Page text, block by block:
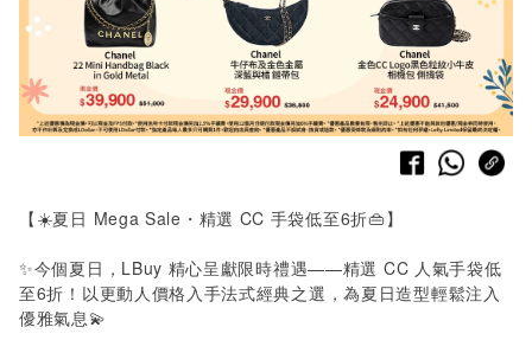
【☀️夏日 Mega Sale ・精選 CC 手袋低至6折👜】
✨今個夏日，LBuy 精心呈獻限時禮遇——精選 CC 人氣手袋低
至6折！以更動人價格入手法式經典之選，為夏日造型輕鬆注入
優雅氣息💫